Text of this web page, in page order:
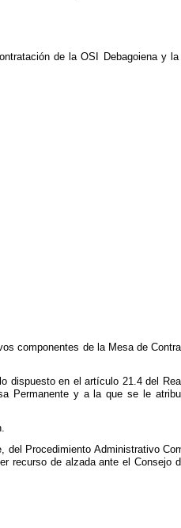
de la OSI Debagoiena y
componentes de la Mesa de
en el artículo 21.4 del
Permanente y a la que se le
Procedimiento Administrativo
recurso de alzada ante el Consejo